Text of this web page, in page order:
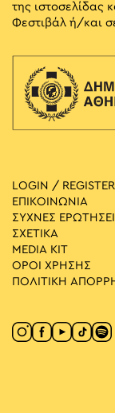
της ιστοσελίδας
Φεστιβάλ ή/και
LOGIN / REGISTER
ΕΠΙΚΟΙΝΩΝΙΑ
ΣΥΧΝΕΣ
ΣΧΕΤΙΚΑ
MEDIA ΚIT
ΟΡΟΙ ΧΡΗΣΗΣ
ΠΟΛΙΤΙΚΗ